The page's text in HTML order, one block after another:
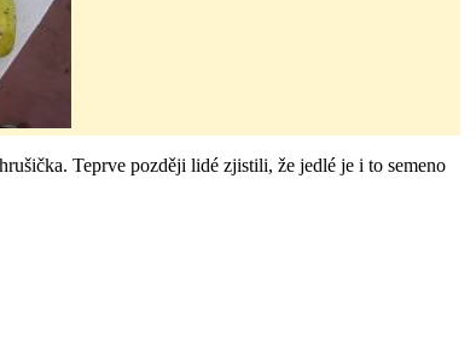
Teprve později lidé zjistili, že jedlé je i to semeno